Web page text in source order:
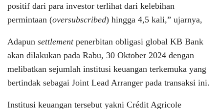
positif dari para investor terlihat dari kelebihan
permintaan (oversubscribed) hingga 4,5 kali,” ujarnya,
Adapun settlement penerbitan obligasi global KB Bank
akan dilakukan pada Rabu, 30 Oktober 2024 dengan
melibatkan sejumlah institusi keuangan terkemuka yang
bertindak sebagai Joint Lead Arranger pada transaksi ini.
Institusi keuangan tersebut yakni Crédit Agricole